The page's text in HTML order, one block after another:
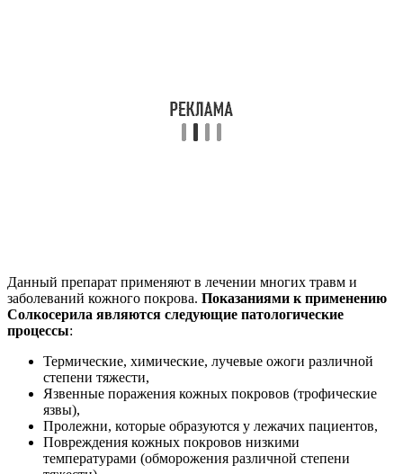
Данный препарат применяют в лечении многих травм и
заболеваний кожного покрова. Показаниями к применению
Солкосерила являются следующие патологические
процессы:
Термические, химические, лучевые ожоги различной
степени тяжести,
Язвенные поражения кожных покровов (трофические
язвы),
Пролежни, которые образуются у лежачих пациентов,
Повреждения кожных покровов низкими
температурами (обморожения различной степени